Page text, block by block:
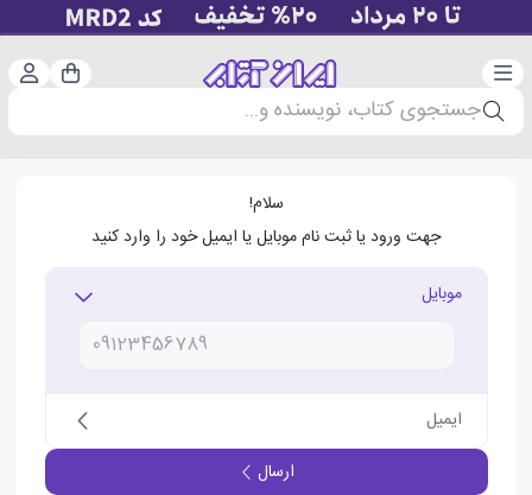
دسته‌بندی سبد
جستجوی کتاب، نویسنده و...
سلام!
جهت ورود یا ثبت نام موبایل یا ایمیل خود را وارد کنید
موبایل
ایمیل
ارسال